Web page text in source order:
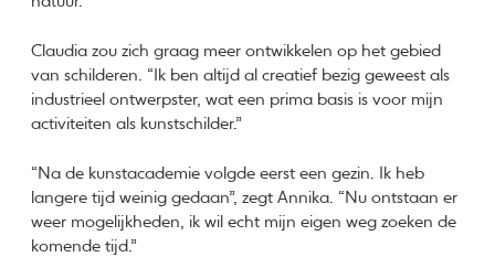
Claudia zou zich graag meer ontwikkelen op het gebied
van schilderen. “Ik ben altijd al creatief bezig geweest als
industrieel ontwerpster, wat een prima basis is voor mijn
activiteiten als kunstschilder.”
“Na de kunstacademie volgde eerst een gezin. Ik heb
langere tijd weinig gedaan”, zegt Annika. “Nu ontstaan er
weer mogelijkheden, ik wil echt mijn eigen weg zoeken de
komende tijd.”